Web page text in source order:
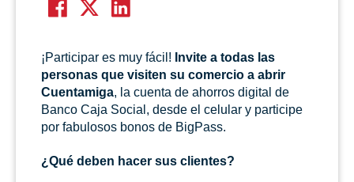
¡Participar es muy fácil! Invite a todas las
personas que visiten su comercio a abrir
Cuentamiga, la cuenta de ahorros digital de
Banco Caja Social, desde el celular y participe
por fabulosos bonos de BigPass.
¿Qué deben hacer sus clientes?